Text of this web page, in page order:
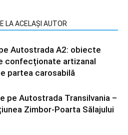
LA ACELAȘI AUTOR
Autostrada A2: obiecte
confecționate artizanal
partea carosabilă
pe Autostrada Transilvania –
Zimbor-Poarta Sălajului